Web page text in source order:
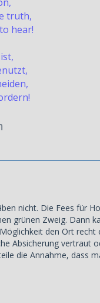
truth,
hear!
nicht. Die Fees für
grünen Zweig. Dann
den Ort recht
Absicherung vertraut
die Annahme, dass